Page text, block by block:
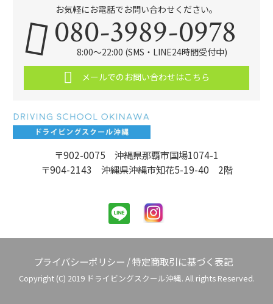
〒902-0075 沖縄県那覇市国場1074-1
〒904-2143 沖縄県沖縄市知花5-19-40 2階
お気軽にお電話でお問い合わせください。
080-3989-0978
8:00～22:00 (SMS・LINE24時間受付中)
メールでのお問い合わせはこちら
プライバシーポリシー /特定商取引に基づく表記
Copyright (C) 2019 ドライビングスクール沖縄. All rights Reserved.